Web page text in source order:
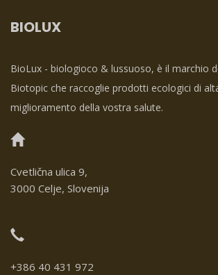
BIOLUX
BioLux - biologioco & lussuoso, è il marchio
Biotopic che raccoglie prodotti ecologici di
miglioramento della vostra salute.
Cvetlična ulica 9,
3000 Celje, Slovenija
+386 40 431 972